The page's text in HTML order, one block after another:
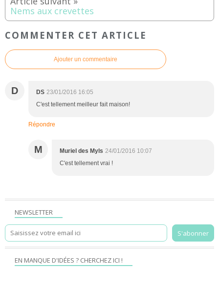
Nems aux crevettes
COMMENTER CET ARTICLE
Ajouter un commentaire
D DS 23/01/2016 16:05
C'est tellement meilleur fait maison!
Répondre
M Muriel des Myls 24/01/2016 10:07
C'est tellement vrai !
NEWSLETTER
EN MANQUE D'IDÉES ? CHERCHEZ ICI !